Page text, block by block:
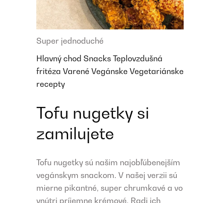
Super jednoduché
Hlavný chod Snacks Teplovzdušná
fritéza Varené Vegánske Vegetariánske
recepty
Tofu nugetky si
zamilujete
Tofu nugetky sú našim najobľúbenejším
vegánskym snackom. V našej verzii sú
mierne pikantné, super chrumkavé a vo
vnútri príjemne krémové. Radi ich